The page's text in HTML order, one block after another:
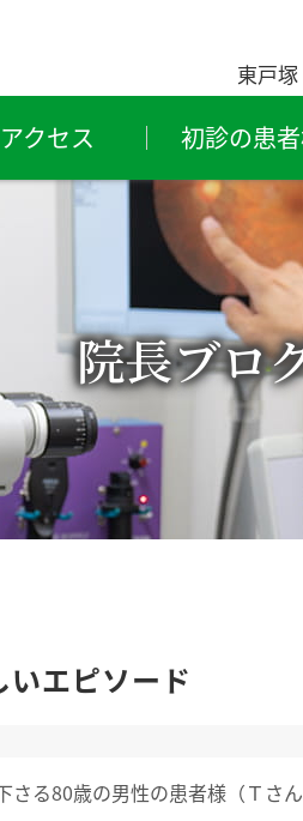
東戸
ものもらい
（霰粒腫・
緑内障
クセス 初診の患
院長ブロ
エピソード
さる80歳の男性の患者様（Ｔさ